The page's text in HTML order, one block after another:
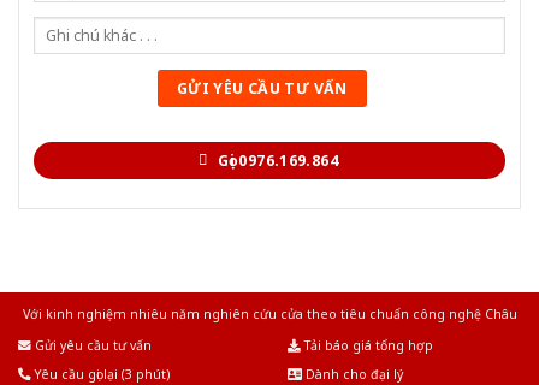
Gọi 0976.169.864
Với kinh nghiệm nhiêu năm nghiên cứu cửa theo tiêu chuẩn công nghệ Châu
Gửi yêu cầu tư vấn
Tải báo giá tổng hợp
Yêu cầu gọi lại (3 phút)
Dành cho đại lý